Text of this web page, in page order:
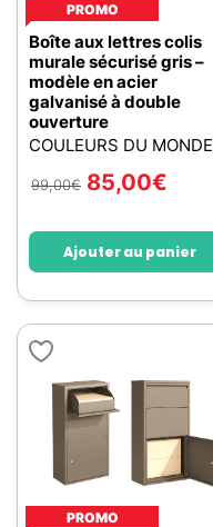
PROMO
Boîte aux lettres colis
murale sécurisé gris –
modèle en acier
galvanisé à double
ouverture
COULEURS DU MONDE
99,00€ 85,00€
Ajouter au panier
PROMO